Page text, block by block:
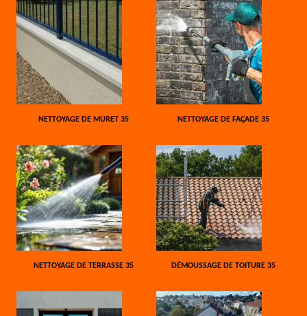
NETTOYAGE DE MURET 35 NETTOYAGE DE FAÇADE 35
NETTOYAGE DE TERRASSE 35 DÉMOUSSAGE DE TOITURE 35